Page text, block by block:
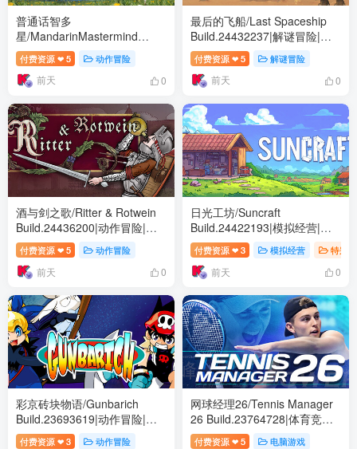
普通话智多
星/MandarinMastermind
Build.24053068|动作冒险|容
量5.5GB|免安装绿色中文版
付费资源 ❤ 5 动作冒险
前天 0
最后的飞船/Last Spaceship
Build.24432237|解谜冒险|容
量1.7GB|免安装绿色中文版
付费资源 ❤ 5 解谜冒险
前天 0
酒与剑之歌/Ritter & Rotwein
Build.24436200|动作冒险|容
量4.9GB|免安装绿色中文版
付费资源 ❤ 5 动作冒险
前天 0
日光工坊/Suncraft
Build.24422193|模拟经营|容
量364B|免安装绿色中文版
付费资源 ❤ 3 模拟经营 特别
前天 0
彩京砖块物语/Gunbarich
Build.23693619|动作冒险|容
量628B|免安装绿色中文版
付费资源 ❤ 3 动作冒险
网球经理26/Tennis Manager
26 Build.23764728|体育竞速|
容量4.1GB|免安装绿色中文版
付费资源 ❤ 5 电脑游戏